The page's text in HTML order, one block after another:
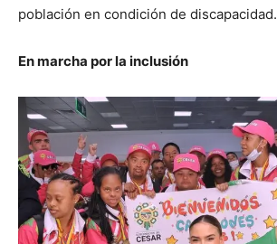
población en condición de discapacidad.
En marcha por la inclusión